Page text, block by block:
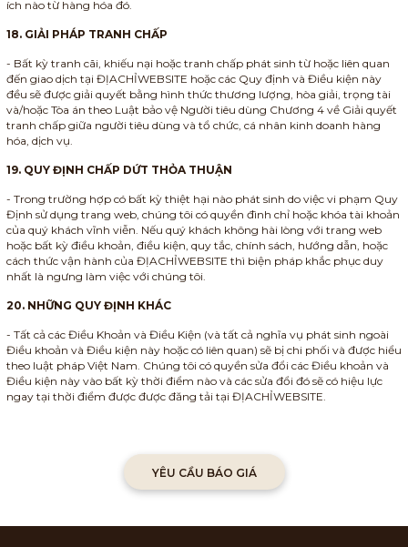
ích nào từ hàng hóa đó.
18. GIẢI PHÁP TRANH CHẤP
- Bất kỳ tranh cãi, khiếu nại hoặc tranh chấp phát sinh từ hoặc liên quan
đến giao dịch tại ĐỊACHỈWEBSITE hoặc các Quy định và Điều kiện này
đều sẽ được giải quyết bằng hình thức thương lượng, hòa giải, trọng tài
và/hoặc Tòa án theo Luật bảo vệ Người tiêu dùng Chương 4 về Giải quyết
tranh chấp giữa người tiêu dùng và tổ chức, cá nhân kinh doanh hàng
hóa, dịch vụ.
19. QUY ĐỊNH CHẤP DỨT THỎA THUẬN
- Trong trường hợp có bất kỳ thiệt hại nào phát sinh do việc vi phạm Quy
Định sử dụng trang web, chúng tôi có quyền đình chỉ hoặc khóa tài khoản
của quý khách vĩnh viễn. Nếu quý khách không hài lòng với trang web
hoặc bất kỳ điều khoản, điều kiện, quy tắc, chính sách, hướng dẫn, hoặc
cách thức vận hành của ĐỊACHỈWEBSITE thì biện pháp khắc phục duy
nhất là ngưng làm việc với chúng tôi.
20. NHỮNG QUY ĐỊNH KHÁC
- Tất cả các Điều Khoản và Điều Kiện (và tất cả nghĩa vụ phát sinh ngoài
Điều khoản và Điều kiện này hoặc có liên quan) sẽ bị chi phối và được hiểu
theo luật pháp Việt Nam. Chúng tôi có quyền sửa đổi các Điều khoản và
Điều kiện này vào bất kỳ thời điểm nào và các sửa đổi đó sẽ có hiệu lực
ngay tại thời điểm được được đăng tải tại ĐỊACHỈWEBSITE.
YÊU CẦU BÁO GIÁ